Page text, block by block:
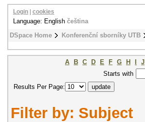
DSpace Home Konferenční sborníky UTB
Login cookies
Language: English čeština
A B C D E F G H J
Starts with
Results Per Page:
Filter by: Subject